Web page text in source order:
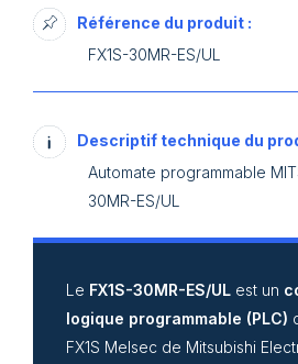
Référence du produit :
FX1S-30MR-ES/UL
Descriptif technique du
Automate programmable
30MR-ES/UL
Le FX1S-30MR-ES/UL est un
logique programmable (PLC)
FX1S Melsec de Mitsubishi